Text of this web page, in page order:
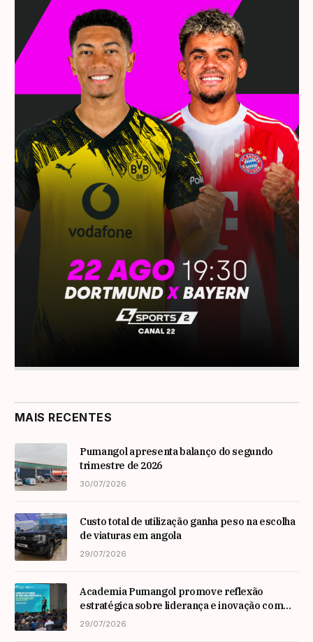
MAIS RECENTES
Pumangol apresenta balanço do segundo
trimestre de 2026
30/07/2026
Custo total de utilização ganha peso na escolha
de viaturas em angola
29/07/2026
Academia Pumangol promove reflexão
estratégica sobre liderança e inovação com
especialista internacional Nadim Habib
29/07/2026